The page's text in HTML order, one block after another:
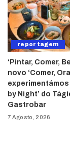
reportagem
‘Pintar, Comer,
novo ‘Comer,
experimentámos
by Night’ do
Gastrobar
7 Agosto, 2026